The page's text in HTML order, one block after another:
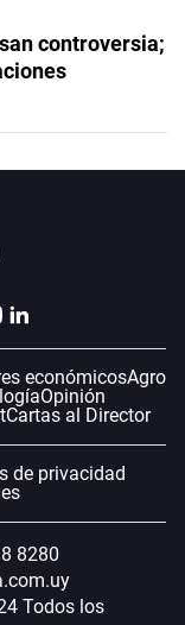
controversia;
económicosAgro
Opinión
Cartas al Director
de privacidad
8280
Todos los